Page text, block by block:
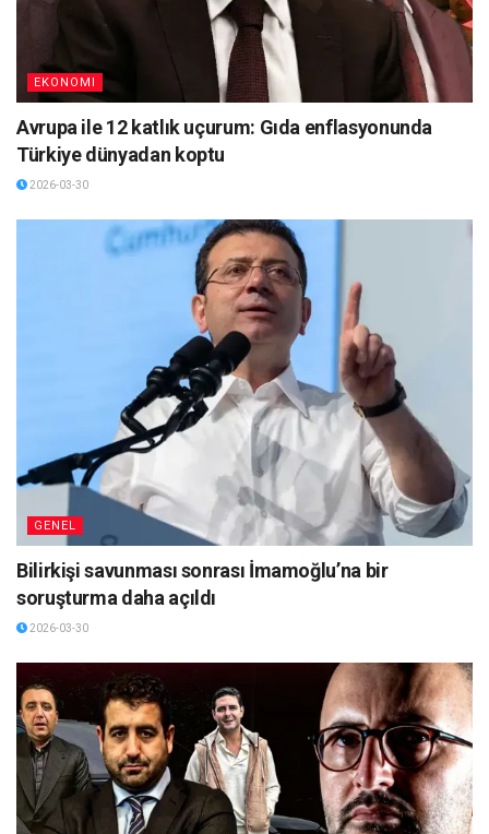
EKONOMI
Avrupa ile 12 katlık uçurum: Gıda enflasyonunda
Türkiye dünyadan koptu
2026-03-30
GENEL
Bilirkişi savunması sonrası İmamoğlu’na bir
soruşturma daha açıldı
2026-03-30